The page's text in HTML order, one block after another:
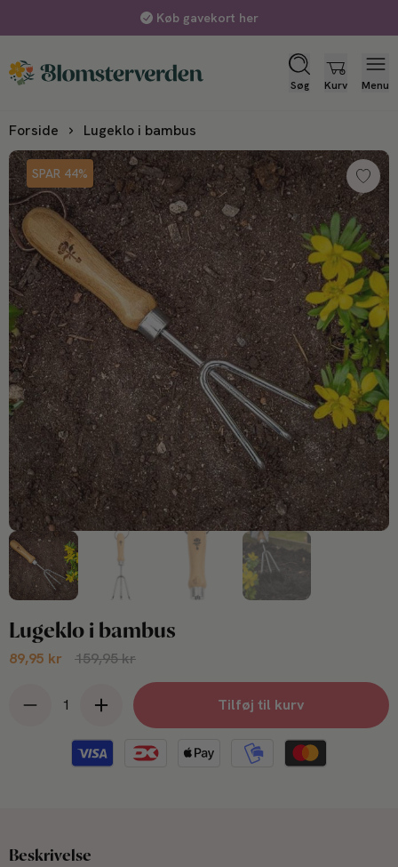
Køb gavekort her
Søg Kurv Menu
Forside Lugeklo i bambus
SPAR 44%
Lugeklo i bambus
89,95 kr 159,95 kr
Tilføj til kurv
Beskrivelse